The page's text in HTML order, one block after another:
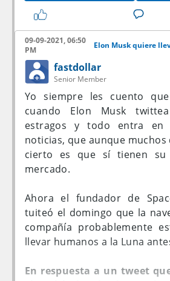
acarrearía pérdidas para
explica Biobiochile.
Asimismo, Marcelo
producción de Canal 13,
inviable traer artistas
teniendo en cuenta que
agendadas en Chile para
2021 o verano de 2022.
Posteriormente, los
exponer sus puntos de
09-09-2021, 06:50
PM
fastdollar
Senior Member
Yo siempre les cuento
cuando Elon Musk
estragos y todo entra en
noticias, que aunque muchos
cierto es que sí tienen
mercado.
Ahora el fundador de
tuiteó el domingo que la
compañía probablemente
llevar humanos a la Luna
En respuesta a un tweet